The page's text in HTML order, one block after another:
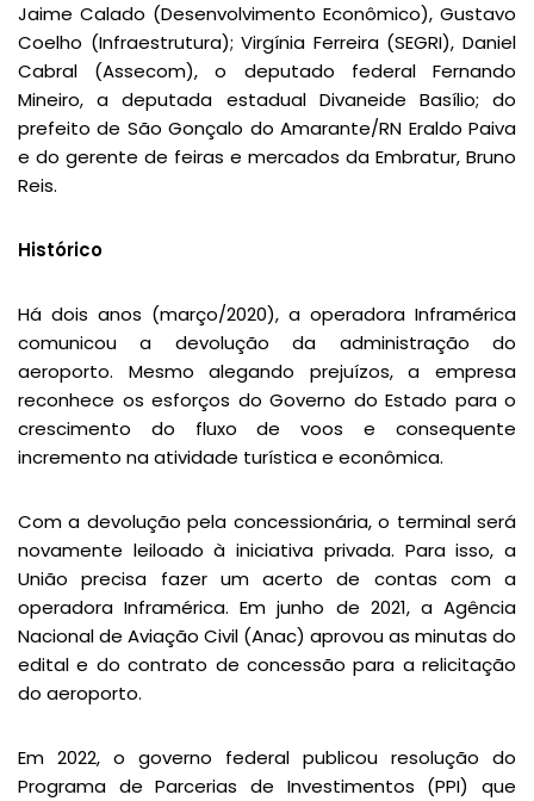
Jaime Calado (Desenvolvimento Econômico), Gustavo
Coelho (Infraestrutura); Virgínia Ferreira (SEGRI), Daniel
Cabral (Assecom), o deputado federal Fernando
Mineiro, a deputada estadual Divaneide Basílio; do
prefeito de São Gonçalo do Amarante/RN Eraldo Paiva
e do gerente de feiras e mercados da Embratur, Bruno
Reis.
Histórico
Há dois anos (março/2020), a operadora Inframérica
comunicou a devolução da administração do
aeroporto. Mesmo alegando prejuízos, a empresa
reconhece os esforços do Governo do Estado para o
crescimento do fluxo de voos e consequente
incremento na atividade turística e econômica.
Com a devolução pela concessionária, o terminal será
novamente leiloado à iniciativa privada. Para isso, a
União precisa fazer um acerto de contas com a
operadora Inframérica. Em junho de 2021, a Agência
Nacional de Aviação Civil (Anac) aprovou as minutas do
edital e do contrato de concessão para a relicitação
do aeroporto.
Em 2022, o governo federal publicou resolução do
Programa de Parcerias de Investimentos (PPI) que